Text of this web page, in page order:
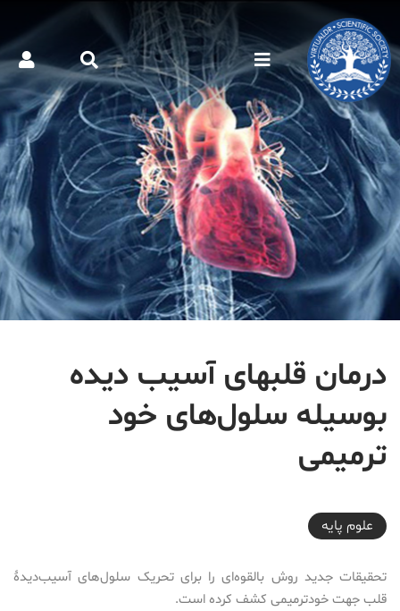
درمان قلب‎های آسیب دیده
بوسیله سلول‌های خود
ترمیمی
2017-08-24T22:55:22+04:30
علوم پايه
تحقیقات جدید روش بالقوه‌ای را برای تحریک سلول‌های آسیب‌دیدۀ
قلب جهت خودترمیمی کشف کرده است.